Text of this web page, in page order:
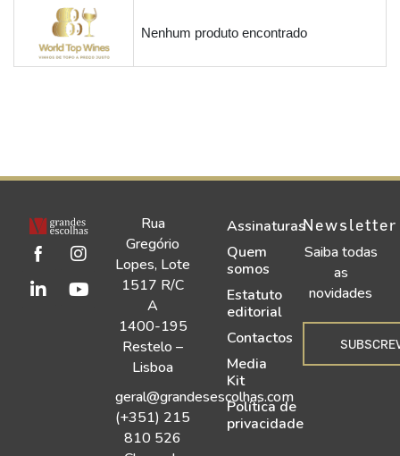
Nenhum produto encontrado
Rua
Gregório
Lopes, Lote
1517 R/C
A
1400-195
Restelo –
Lisboa
geral@grandesescolhas.com
(+351) 215
810 526
Assinaturas
Quem
somos
Estatuto
editorial
Contactos
Media
Kit
Política de
privacidade
Newsletter
Saiba todas
as
novidades